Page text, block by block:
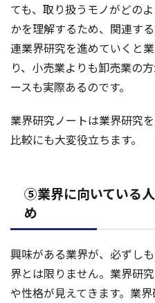
ても、取り扱うモノがどの
かを理解するため、関連す
連業界研究を進めていくと
り、小売業よりも卸売業の
ースも実際あるのです。
業界研究ノートは業界研究
比較にも大変役立ちます。
⑤業界に向いている
め
興味がある業界が、必ずし
界とは限りません。業界研
や性格が見えてきます。業